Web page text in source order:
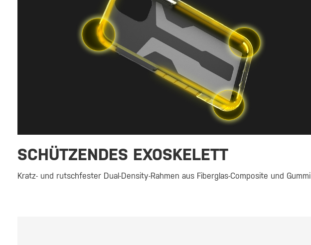
SCHÜTZENDES EXOSKELETT
Kratz- und rutschfester Dual-Density-Rahmen aus Fiberglas-Composite und Gummi